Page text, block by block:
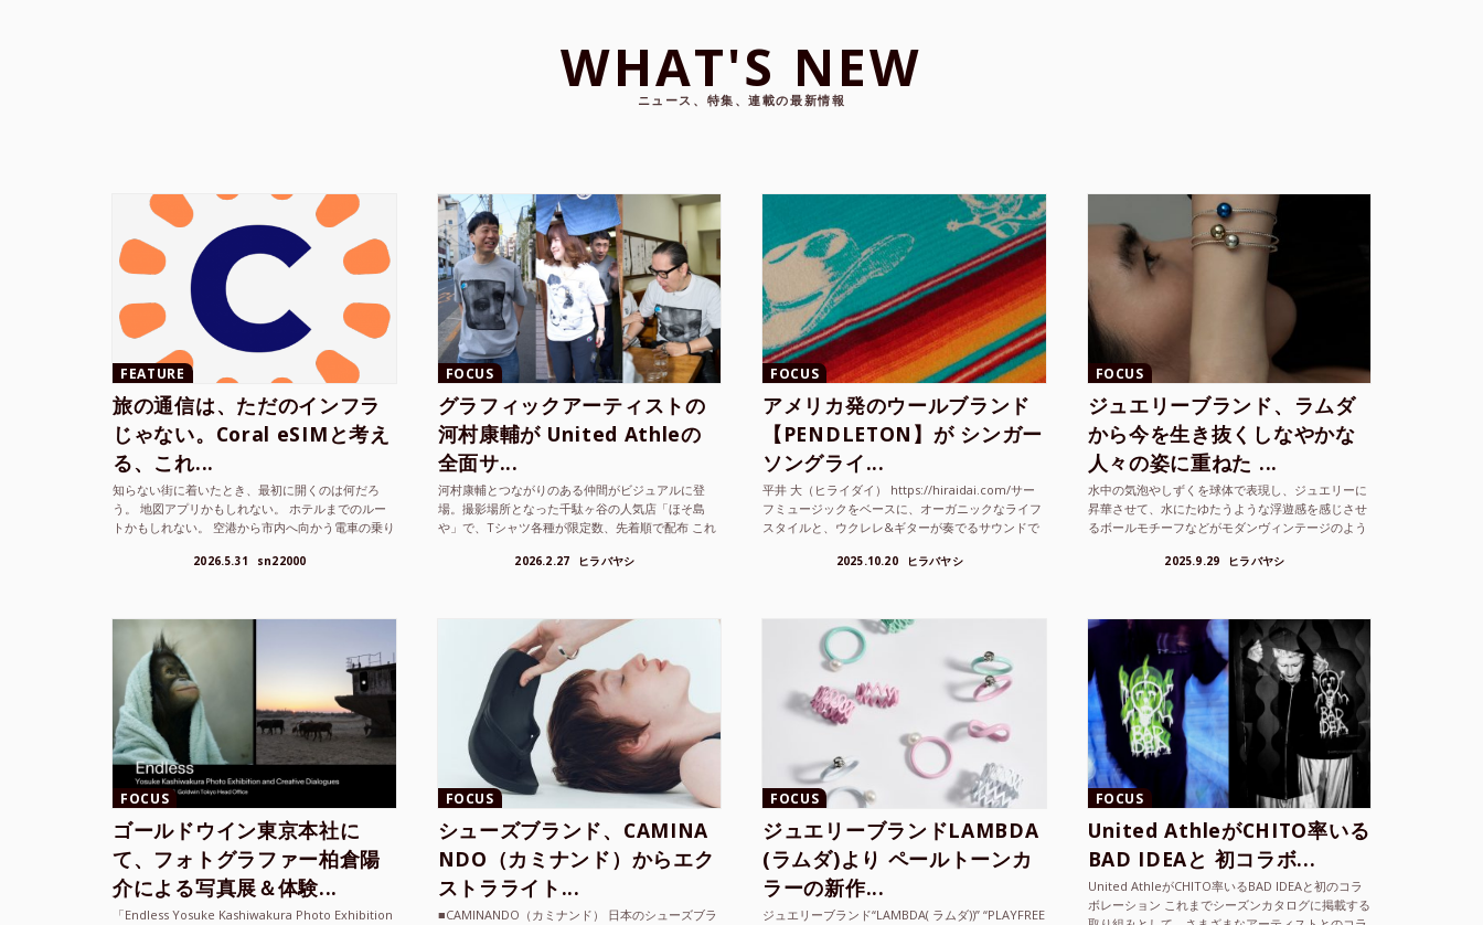
WHAT'S NEW
ニュース、特集、連載の最新情報
FEATURE
旅の通信は、ただのインフラ
じゃない。Coral eSIMと考え
る、これ...
知らない街に着いたとき、最初に開くのは何だろ
う。 地図アプリかもしれない。 ホテルまでのルー
トかもしれない。 空港から市内へ向かう電車の乗り
て、その街の空...2026.5.31 sn22000
FOCUS
グラフィックアーティストの
河村康輔が United Athleの
全面サ...
河村康輔とつながりのある仲間がビジュアルに登
場。撮影場所となった千駄ヶ谷の人気店「ほそ島
や」で、Tシャツ各種が限定数、先着順で配布 これ
2026.2.27 ヒラバヤシ
FOCUS
アメリカ発のウールブランド
【PENDLETON】が シンガー
ソングライ...
平井 大（ヒライダイ） https://hiraidai.com/サー
フミュージックをベースに、オーガニックなライフ
スタイルと、ウクレレ&ギターが奏でるサウンドで
2025.10.20 ヒラバヤシ
FOCUS
ジュエリーブランド、ラムダ
から今を生き抜くしなやかな
人々の姿に重ねた ...
水中の気泡やしずくを球体で表現し、ジュエリーに
昇華させて、水にたゆたうような浮遊感を感じさせ
るボールモチーフなどがモダンヴィンテージのよう
2025.9.29 ヒラバヤシ
FOCUS
ゴールドウイン東京本社に
て、フォトグラファー柏倉陽
介による写真展＆体験...
「Endless Yosuke Kashiwakura Photo Exhibition
FOCUS
シューズブランド、CAMINA
NDO（カミナンド）からエク
ストラライト...
■CAMINANDO（カミナンド） 日本のシューズブラ
FOCUS
ジュエリーブランドLAMBDA
(ラムダ)より ペールトーンカ
ラーの新作...
ジュエリーブランド“LAMBDA( ラムダ))” “PLAYFREE
FOCUS
United AthleがCHITO率いる
BAD IDEAと 初コラボ...
United AthleがCHITO率いるBAD IDEAと初のコラ
ボレーション これまでシーズンカタログに掲載する